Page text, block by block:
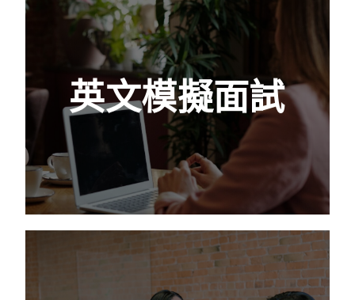
英文模擬面試
英文模擬面試
英文口說總是好緊張，尤其使用自己不熟悉的
語言，說起話來肯定會語無倫次，更何況是要
運用在面試過程中。透過與顧問實際練習，找
到生技醫藥領域獨有的溝通語言，降低面試滑
鐵盧機率！
查看更多
英文履歷優化